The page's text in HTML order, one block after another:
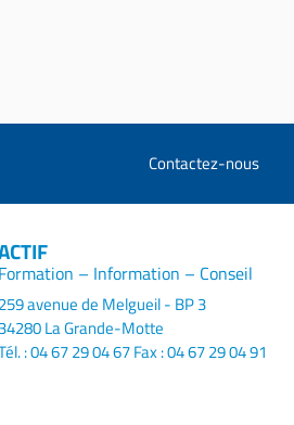
Contactez-nous
Formation – Information – Conseil
259 avenue de Melgueil - BP 3
34280 La Grande-Motte
: 04 67 29 04 67Fax : 04 67 29 04 91